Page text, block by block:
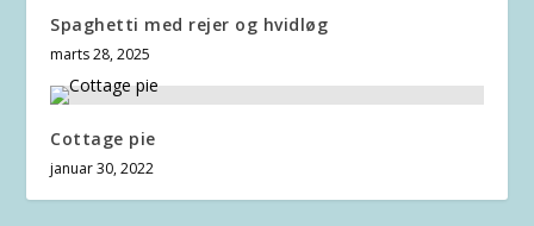
Spaghetti med rejer og hvidløg
marts 28, 2025
Cottage pie
januar 30, 2022